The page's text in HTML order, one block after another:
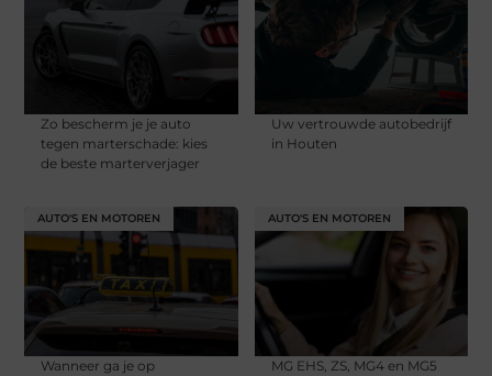
Zo bescherm je je auto
tegen marterschade: kies
de beste marterverjager
Uw vertrouwde autobedrijf
in Houten
AUTO'S EN MOTOREN
Wanneer ga je op
AUTO'S EN MOTOREN
MG EHS, ZS, MG4 en MG5